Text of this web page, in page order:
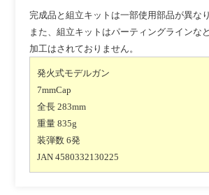
完成品と組立キットは一部使用部品が異なり
また、組立キットはパーティングラインな
加工はされておりません。
発火式モデルガン
7mmCap
全長 283mm
重量 835g
装弾数 6発
JAN 4580332130225